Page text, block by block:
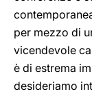
per mezzo di
vicendevole
è di estrema
desideriamo